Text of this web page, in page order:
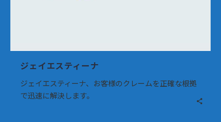
ジェイエスティーナ
ジェイエスティーナ、お客様のクレームを正確な根拠
で迅速に解決します。